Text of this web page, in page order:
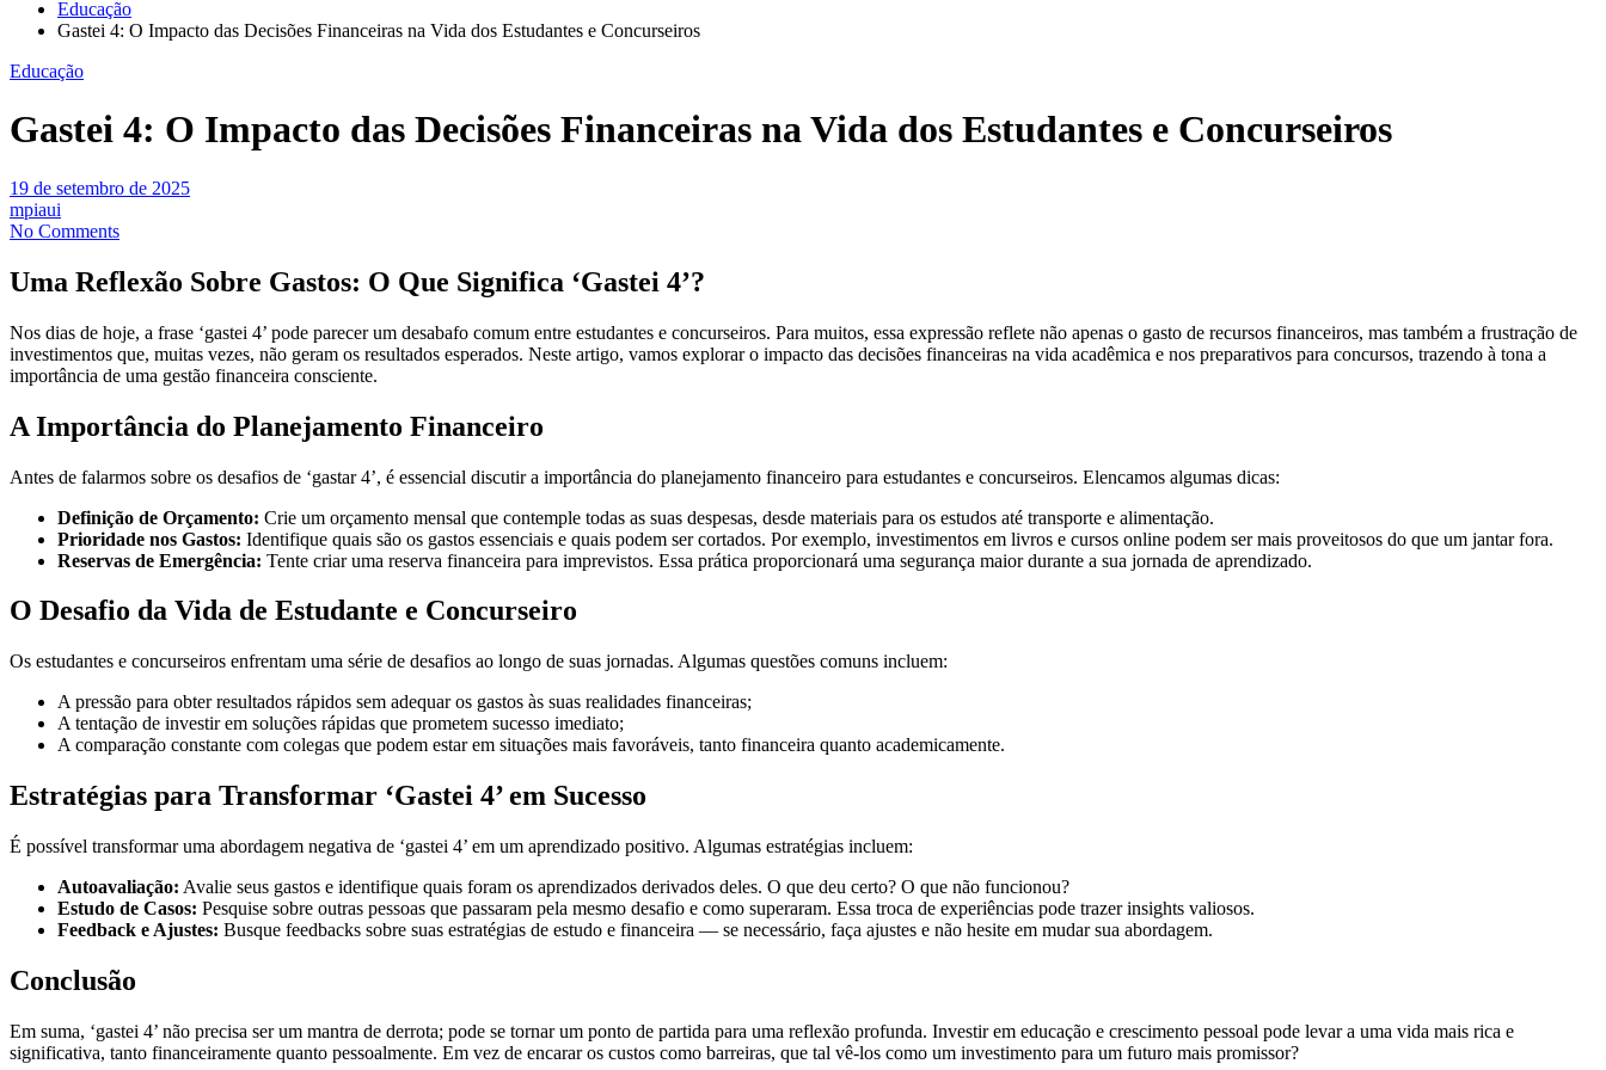
Educação
Gastei 4: O Impacto das Decisões Financeiras na Vida dos Estudantes e Concurseiros
Educação
Gastei 4: O Impacto das Decisões Financeiras na Vida dos Estudantes e Concurseiros
19 de setembro de 2025
mpiaui
No Comments
Uma Reflexão Sobre Gastos: O Que Significa ‘Gastei 4’?
Nos dias de hoje, a frase ‘gastei 4’ pode parecer um desabafo comum entre estudantes e concurseiros. Para muitos, essa expressão reflete não apenas o gasto de recursos financeiros, mas também a frustração de
investimentos que, muitas vezes, não geram os resultados esperados. Neste artigo, vamos explorar o impacto das decisões financeiras na vida acadêmica e nos preparativos para concursos, trazendo à tona a
importância de uma gestão financeira consciente.
A Importância do Planejamento Financeiro
Antes de falarmos sobre os desafios de ‘gastar 4’, é essencial discutir a importância do planejamento financeiro para estudantes e concurseiros. Elencamos algumas dicas:
Definição de Orçamento: Crie um orçamento mensal que contemple todas as suas despesas, desde materiais para os estudos até transporte e alimentação.
Prioridade nos Gastos: Identifique quais são os gastos essenciais e quais podem ser cortados. Por exemplo, investimentos em livros e cursos online podem ser mais proveitosos do que um jantar fora.
Reservas de Emergência: Tente criar uma reserva financeira para imprevistos. Essa prática proporcionará uma segurança maior durante a sua jornada de aprendizado.
O Desafio da Vida de Estudante e Concurseiro
Os estudantes e concurseiros enfrentam uma série de desafios ao longo de suas jornadas. Algumas questões comuns incluem:
A pressão para obter resultados rápidos sem adequar os gastos às suas realidades financeiras;
A tentação de investir em soluções rápidas que prometem sucesso imediato;
A comparação constante com colegas que podem estar em situações mais favoráveis, tanto financeira quanto academicamente.
Estratégias para Transformar ‘Gastei 4’ em Sucesso
É possível transformar uma abordagem negativa de ‘gastei 4’ em um aprendizado positivo. Algumas estratégias incluem:
Autoavaliação: Avalie seus gastos e identifique quais foram os aprendizados derivados deles. O que deu certo? O que não funcionou?
Estudo de Casos: Pesquise sobre outras pessoas que passaram pela mesmo desafio e como superaram. Essa troca de experiências pode trazer insights valiosos.
Feedback e Ajustes: Busque feedbacks sobre suas estratégias de estudo e financeira — se necessário, faça ajustes e não hesite em mudar sua abordagem.
Conclusão
Em suma, ‘gastei 4’ não precisa ser um mantra de derrota; pode se tornar um ponto de partida para uma reflexão profunda. Investir em educação e crescimento pessoal pode levar a uma vida mais rica e
significativa, tanto financeiramente quanto pessoalmente. Em vez de encarar os custos como barreiras, que tal vê-los como um investimento para um futuro mais promissor?